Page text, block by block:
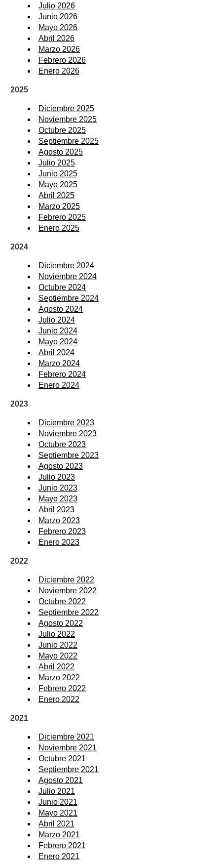
Julio 2026
Junio 2026
Mayo 2026
Abril 2026
Marzo 2026
Febrero 2026
Enero 2026
2025
Diciembre 2025
Noviembre 2025
Octubre 2025
Septiembre 2025
Agosto 2025
Julio 2025
Junio 2025
Mayo 2025
Abril 2025
Marzo 2025
Febrero 2025
Enero 2025
2024
Diciembre 2024
Noviembre 2024
Octubre 2024
Septiembre 2024
Agosto 2024
Julio 2024
Junio 2024
Mayo 2024
Abril 2024
Marzo 2024
Febrero 2024
Enero 2024
2023
Diciembre 2023
Noviembre 2023
Octubre 2023
Septiembre 2023
Agosto 2023
Julio 2023
Junio 2023
Mayo 2023
Abril 2023
Marzo 2023
Febrero 2023
Enero 2023
2022
Diciembre 2022
Noviembre 2022
Octubre 2022
Septiembre 2022
Agosto 2022
Julio 2022
Junio 2022
Mayo 2022
Abril 2022
Marzo 2022
Febrero 2022
Enero 2022
2021
Diciembre 2021
Noviembre 2021
Octubre 2021
Septiembre 2021
Agosto 2021
Julio 2021
Junio 2021
Mayo 2021
Abril 2021
Marzo 2021
Febrero 2021
Enero 2021